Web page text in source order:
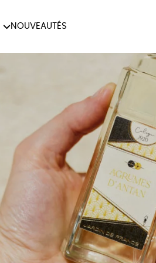
LIVRES
NOUVEAUTÉS